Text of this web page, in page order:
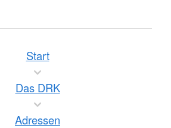
Start
Das DRK
Adressen